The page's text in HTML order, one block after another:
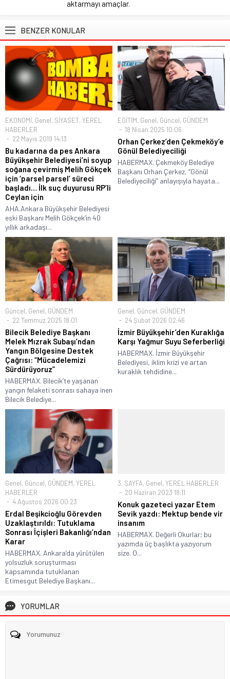
aktarmayı amaçlar.
BENZER KONULAR
EKONOMİ, Genel, SİYASET, YEREL
HABERLER
22 Mayıs 2019 14:13
Bu kadarına da pes Ankara
Büyükşehir Belediyesi’ni soyup
soğana çevirmiş Melih Gökçek
için ‘parsel parsel’ süreci
başladı… İlk suç duyurusu RP’li
Ceylan için
AHA.Ankara Büyükşehir Belediyesi
eski Başkanı Melih Gökçek’in 40
yıllık arkadaşı...
EĞİTİM, Genel, Güncel, GÜNDEM
18 Nisan 2025 10:06
Orhan Çerkez’den Çekmeköy’e
Gönül Belediyeciliği
HABERMAX. Çekmeköy Belediye
Başkanı Orhan Çerkez, “Gönül
Belediyeciliği” anlayışıyla hayata...
Güncel, Genel, GÜNDEM
22 Temmuz 2025 18:01
Bilecik Belediye Başkanı
Melek Mızrak Subaşı’ndan
Yangın Bölgesine Destek
Çağrısı: “Mücadelemizi
Sürdürüyoruz”
HABERMAX. Bilecik’te yaşanan
yangın felaketi sonrası sahaya inen
Bilecik Belediye...
Genel, Güncel, GÜNDEM
24 Şubat 2026 02:46
İzmir Büyükşehir’den Kuraklığa
Karşı Yağmur Suyu Seferberliği
HABERMAX. İzmir Büyükşehir
Belediyesi, iklim krizi ve artan
kuraklık tehdidine...
Genel, Güncel, GÜNDEM, YEREL
HABERLER
4 Ağustos 2026 00:23
Erdal Beşikcioğlu Görevden
Uzaklaştırıldı: Tutuklama
Sonrası İçişleri Bakanlığı’ndan
Karar
HABERMAX. Ankara’da yürütülen
yolsuzluk soruşturması
kapsamında tutuklanan
Etimesgut Belediye Başkanı...
3. SAYFA, Genel, YEREL HABERLER
20 Haziran 2023 18:11
Konuk gazeteci yazar Etem
Sevik yazdı: Mektup bende vir
insanım
HABERMAX. Değerli Okurlar; bu
yazımda üç başlıkta yazıyorum
size. O...
YORUMLAR